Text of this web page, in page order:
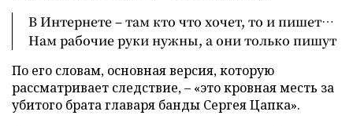
В Интернете – там кто что хочет, то и пишет…
Нам рабочие руки нужны, а они только пишут
По его словам, основная версия, которую
рассматривает следствие, – «это кровная месть за
убитого брата главаря банды Сергея Цапка».